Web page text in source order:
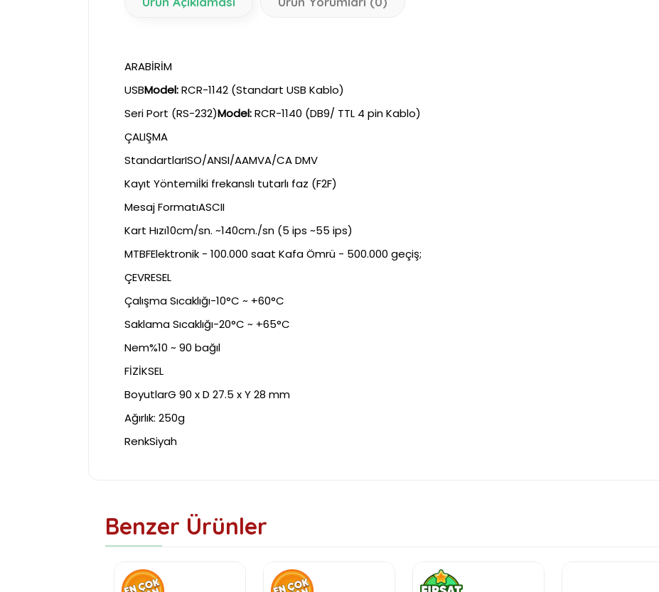
ARABİRİM
USBModel:RCR-1142 (Standart USB Kablo)
Seri Port (RS-232)Model:RCR-1140 (DB9/ TTL 4 pin Kablo)
ÇALIŞMA
StandartlarISO/ANSI/AAMVA/CA DMV
Kayıt Yöntemiİki frekanslı tutarlı faz (F2F)
Mesaj FormatıASCII
Kart Hızı10cm/sn. ~140cm./sn (5 ips ~55 ips)
MTBFElektronik - 100.000 saat Kafa Ömrü - 500.000 geçiş;
ÇEVRESEL
Çalışma Sıcaklığı-10°C ~ +60°C
Saklama Sıcaklığı-20°C ~ +65°C
Nem%10 ~ 90 bağıl
FİZİKSEL
BoyutlarG 90 x D 27.5 x Y 28 mm
Ağırlık: 250g
RenkSiyah
Benzer Ürünler